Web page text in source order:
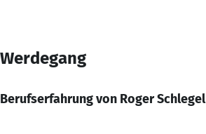
Werdegang
Berufserfahrung von Roger Schlegel